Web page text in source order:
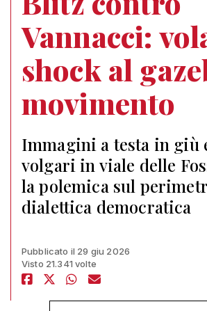
Vannacci:
shock al
movimento
Immagini a testa in giù
volgari in viale delle
la polemica sul
dialettica democratica
Pubblicato il 29 giu 2026
Visto 21.341 volte